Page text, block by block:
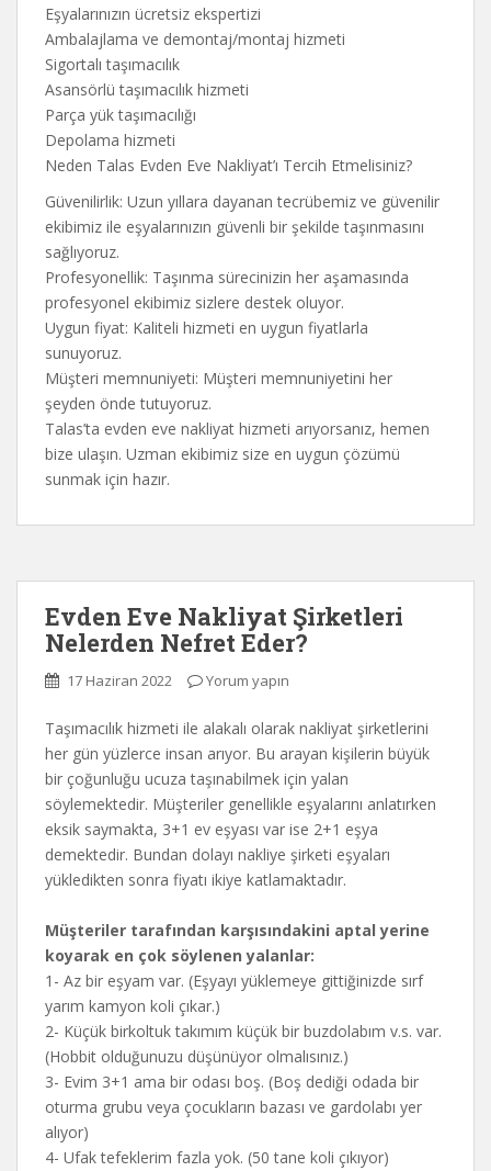
Eşyalarınızın ücretsiz ekspertizi
Ambalajlama ve demontaj/montaj hizmeti
Sigortalı taşımacılık
Asansörlü taşımacılık hizmeti
Parça yük taşımacılığı
Depolama hizmeti
Neden Talas Evden Eve Nakliyat’ı Tercih Etmelisiniz?
Güvenilirlik: Uzun yıllara dayanan tecrübemiz ve güvenilir
ekibimiz ile eşyalarınızın güvenli bir şekilde taşınmasını
sağlıyoruz.
Profesyonellik: Taşınma sürecinizin her aşamasında
profesyonel ekibimiz sizlere destek oluyor.
Uygun fiyat: Kaliteli hizmeti en uygun fiyatlarla
sunuyoruz.
Müşteri memnuniyeti: Müşteri memnuniyetini her
şeyden önde tutuyoruz.
Talas’ta evden eve nakliyat hizmeti arıyorsanız, hemen
bize ulaşın. Uzman ekibimiz size en uygun çözümü
sunmak için hazır.
Evden Eve Nakliyat Şirketleri
Nelerden Nefret Eder?
17 Haziran 2022 Yorum yapın
Taşımacılık hizmeti ile alakalı olarak nakliyat şirketlerini
her gün yüzlerce insan arıyor. Bu arayan kişilerin büyük
bir çoğunluğu ucuza taşınabilmek için yalan
söylemektedir. Müşteriler genellikle eşyalarını anlatırken
eksik saymakta, 3+1 ev eşyası var ise 2+1 eşya
demektedir. Bundan dolayı nakliye şirketi eşyaları
yükledikten sonra fiyatı ikiye katlamaktadır.
Müşteriler tarafından karşısındakini aptal yerine
koyarak en çok söylenen yalanlar:
1- Az bir eşyam var. (Eşyayı yüklemeye gittiğinizde sırf
yarım kamyon koli çıkar.)
2- Küçük birkoltuk takımım küçük bir buzdolabım v.s. var.
(Hobbit olduğunuzu düşünüyor olmalısınız.)
3- Evim 3+1 ama bir odası boş. (Boş dediği odada bir
oturma grubu veya çocukların bazası ve gardolabı yer
alıyor)
4- Ufak tefeklerim fazla yok. (50 tane koli çıkıyor)